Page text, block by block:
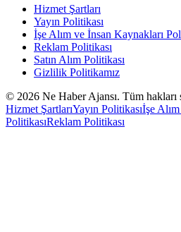
Hizmet Şartları
Yayın Politikası
İşe Alım ve İnsan Kaynakları
Reklam Politikası
Satın Alım Politikası
Gizlilik Politikamız
© 2026 Ne Haber Ajansı. Tüm hakları
Hizmet ŞartlarıYayın Politikasıİşe
PolitikasıReklam Politikası